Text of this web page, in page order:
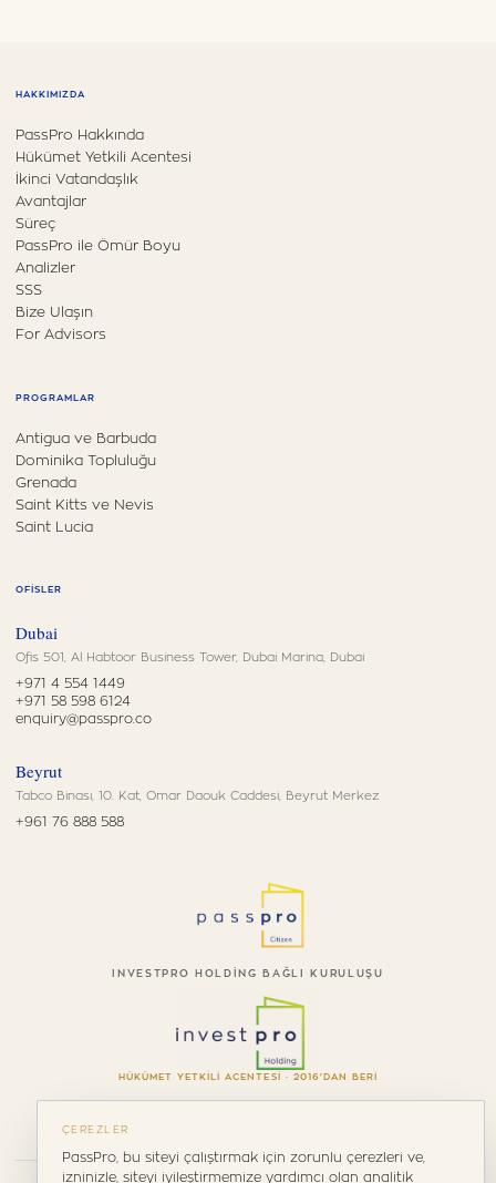
HAKKIMIZDA
PassPro Hakkında
Hükümet Yetkili Acentesi
İkinci Vatandaşlık
Avantajlar
Süreç
PassPro ile Ömür Boyu
Analizler
SSS
Bize Ulaşın
For Advisors
PROGRAMLAR
Antigua ve Barbuda
Dominika Topluluğu
Grenada
Saint Kitts ve Nevis
Saint Lucia
OFISLER
Dubai
Ofis 501, Al Habtoor Business Tower, Dubai Marina, Dubai
+971 4 554 1449
+971 58 598 6124
enquiry@passpro.co
Beyrut
Tabco Binası, 10. Kat, Omar Daouk Caddesi, Beyrut Merkez
+961 76 888 588
INVESTPRO HOLDING BAĞLI KURULUŞU
HÜKÜMET YETKILI ACENTESI · 2016'DAN BERI
ÇEREZLER
PassPro, bu siteyi çalıştırmak için zorunlu çerezleri ve,
izninizle, siteyi iyileştirmemize yardımcı olan analitik